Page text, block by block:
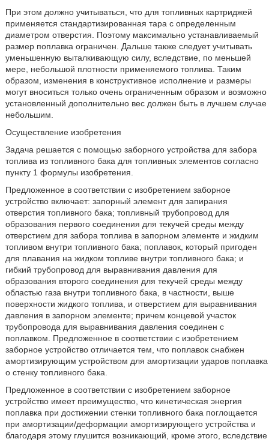
При этом должно учитываться, что для топливных картриджей
применяется стандартизированная тара с определенным
диаметром отверстия. Поэтому максимально устанавливаемый
размер поплавка ограничен. Дальше также следует учитывать
уменьшенную выталкивающую силу, вследствие, по меньшей
мере, небольшой плотности применяемого топлива. Таким
образом, изменения в конструктивное исполнение и размеры
могут вноситься только очень ограниченным образом и возможно
установленный дополнительно вес должен быть в лучшем случае
небольшим.
Осуществление изобретения
Задача решается с помощью заборного устройства для забора
топлива из топливного бака для топливных элементов согласно
пункту 1 формулы изобретения.
Предложенное в соответствии с изобретением заборное
устройство включает: запорный элемент для запирания
отверстия топливного бака; топливный трубопровод для
образования первого соединения для текучей среды между
отверстием для забора топлива в запорном элементе и жидким
топливом внутри топливного бака; поплавок, который пригоден
для плавания на жидком топливе внутри топливного бака; и
гибкий трубопровод для выравнивания давления для
образования второго соединения для текучей среды между
областью газа внутри топливного бака, в частности, выше
поверхности жидкого топлива, и отверстием для выравнивания
давления в запорном элементе; причем концевой участок
трубопровода для выравнивания давления соединен с
поплавком. Предложенное в соответствии с изобретением
заборное устройство отличается тем, что поплавок снабжен
амортизирующим устройством для амортизации ударов поплавка
о стенку топливного бака.
Предложенное в соответствии с изобретением заборное
устройство имеет преимущество, что кинетическая энергия
поплавка при достижении стенки топливного бака поглощается
при амортизации/деформации амортизирующего устройства и
благодаря этому глушится возникающий, кроме этого, вследствие